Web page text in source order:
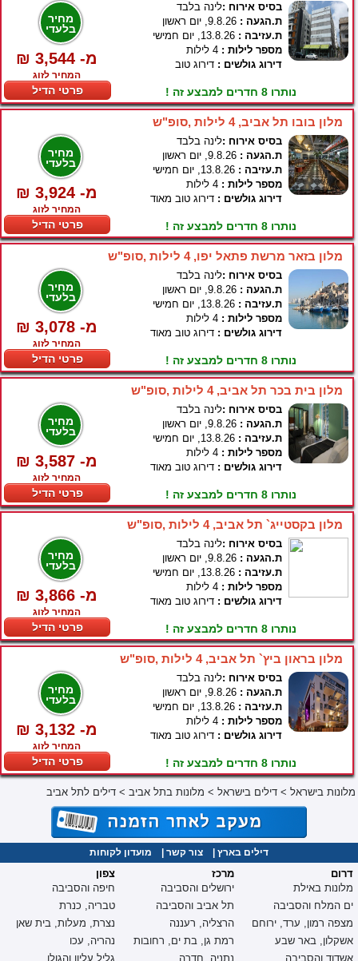
מחיר
בלעדי
₪ 3,544 -מ
המחיר לזוג
פרטי הדיל
בסיס אירוח :לינה בלבד
ת.הגעה :
ת.עזיבה :
מספר לילות :
דירוג גולשים : דירוג טוב
נותרו 8 חדרים למבצע זה !
מלון בובו תל אביב, 4 לילות ,סופ"ש
מחיר
בלעדי
₪ 3,924 -מ
המחיר לזוג
פרטי הדיל
בסיס אירוח :לינה בלבד
ת.הגעה :
ת.עזיבה :
מספר לילות :
דירוג גולשים : דירוג טוב מאוד
נותרו 8 חדרים למבצע זה !
מלון בזאר מרשת פתאל יפו, 4 לילות ,סופ"ש
מחיר
בלעדי
₪ 3,078 -מ
המחיר לזוג
פרטי הדיל
בסיס אירוח :לינה בלבד
ת.הגעה :
ת.עזיבה :
מספר לילות :
דירוג גולשים : דירוג טוב מאוד
נותרו 8 חדרים למבצע זה !
מלון בית בכר תל אביב, 4 לילות ,סופ"ש
מחיר
בלעדי
₪ 3,587 -מ
המחיר לזוג
פרטי הדיל
בסיס אירוח :לינה בלבד
ת.הגעה :
ת.עזיבה :
מספר לילות :
דירוג גולשים : דירוג טוב מאוד
נותרו 8 חדרים למבצע זה !
מלון בקסטייג` תל אביב, 4 לילות ,סופ"ש
מחיר
בלעדי
₪ 3,866 -מ
המחיר לזוג
פרטי הדיל
בסיס אירוח :לינה בלבד
ת.הגעה :
ת.עזיבה :
מספר לילות :
דירוג גולשים : דירוג טוב מאוד
נותרו 8 חדרים למבצע זה !
מלון בראון ביץ` תל אביב, 4 לילות ,סופ"ש
מחיר
בלעדי
₪ 3,132 -מ
המחיר לזוג
פרטי הדיל
בסיס אירוח :לינה בלבד
ת.הגעה :
ת.עזיבה :
מספר לילות :
דירוג גולשים : דירוג טוב מאוד
נותרו 8 חדרים למבצע זה !
מלונות בישראל > דילים בישראל > מלונות בתל אביב > דילים לתל אביב
דילים בארץ צור קשר מועדון לקוחות
צפון
חיפה והסביבה
טבריה, כנרת
נצרת, מעלות, בית שאן
נהריה, עכו
גליל עליון והגולן
מרכז
ירושלים והסביבה
תל אביב והסביבה
הרצליה, רעננה
רמת גן, בת ים, רחובות
נתניה, חדרה
דרום
מלונות באילת
ים המלח והסביבה
מצפה רמון, ערד, ירוחם
אשקלון, באר שבע
אשדוד והסביבה